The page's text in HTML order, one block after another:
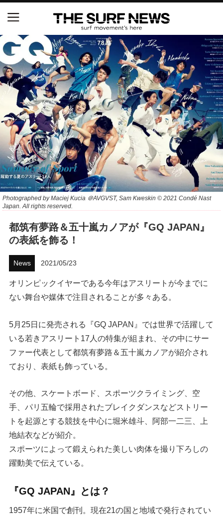
Photographed by Maciej Kucia ＠AVGVST, Sam Kweskin © 2021 Condé Nast
Japan. All rights reserved.
都筑有夢路＆五十嵐カノアが『GQ JAPAN』
の表紙を飾る！
News 2021/05/23
オリンピックイヤーである今年はアスリートが今までに
ない舞台や媒体で注目されることが多々ある。
5月25日に発売される『GQ JAPAN』では世界で活躍して
いる若きアスリート17人の特集が組まれ、その中にサー
ファー代表として都筑有夢路＆五十嵐カノアが紹介され
ており、表紙も飾っている。
その他、スケートボード、スポーツクライミング、空
手、パリ五輪で採用されたブレイクダンスなどストリー
トを起源とする競技を中心に堀米雄斗、阿部一二三、上
地結衣などが紹介。
スポーツによって鍛えられた美しい肉体を撮り下ろしの
躍動美で伝えている。
『GQ JAPAN』とは？
1957年に米国で創刊。現在21の国と地域で発行されてい
NSAと茅ヶ崎市が包括連携協定を締結 自治体との
協定は全国初、サーフィンを軸に地域活性化へ
【五十嵐カノア独占インタビュー】旧友レオ、ジャ
ックとの豪華プライベートセッション
S.ONE ショート＆ロング開幕戦・現地リポート（高
橋みなと）
ニュース
製品情報
特集
ハウツー
ホリデースタイル
ウェストジャパン
FOLLOW US ON